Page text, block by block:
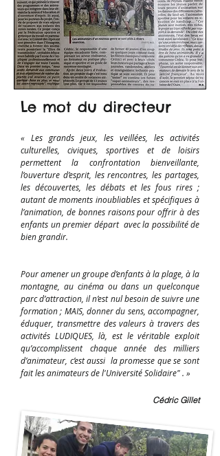
Le mot du directeur
« Les grands jeux, les veillées, les activités
culturelles, civiques, sportives et de loisirs
permettent la confrontation bienveillante,
l’ouverture d’esprit, les rencontres, les partages,
les découvertes, les débats et les fous rires ;
autant de moments inoubliables et spécifiques à
l’animation, de bonnes raisons pour offrir à des
enfants un premier départ avec la possibilité de
bien grandir.
Pour amener un groupe d’enfants à la plage, à la
montagne, au cinéma ou dans un quelconque
parc d’attraction, il n’est nul besoin de suivre une
formation ; MAIS, donner du sens, accompagner,
éduquer, transmettre des valeurs à travers des
activités LUDIQUES, là, est le véritable exploit
qu’accomplissent chaque année des milliers
d’animateur, c’est aussi la promesse que se sont
fait les animateurs de l'Université Solidaire" . »
Cédric Gillet